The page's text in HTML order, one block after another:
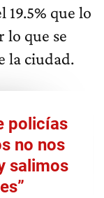
19.5% que lo
lo que se
la ciudad.
policías
no nos
salimos